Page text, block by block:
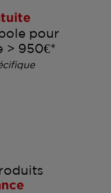
pour
> 950€*